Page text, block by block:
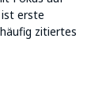
erste
zitiertes